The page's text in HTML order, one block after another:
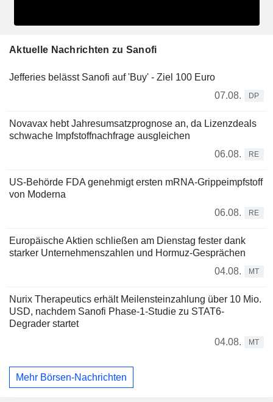
Aktuelle Nachrichten zu Sanofi
Jefferies belässt Sanofi auf 'Buy' - Ziel 100 Euro
07.08.
DP
Novavax hebt Jahresumsatzprognose an, da Lizenzdeals
schwache Impfstoffnachfrage ausgleichen
06.08.
RE
US-Behörde FDA genehmigt ersten mRNA-Grippeimpfstoff
von Moderna
06.08.
RE
Europäische Aktien schließen am Dienstag fester dank
starker Unternehmenszahlen und Hormuz-Gesprächen
04.08.
MT
Nurix Therapeutics erhält Meilensteinzahlung über 10 Mio.
USD, nachdem Sanofi Phase-1-Studie zu STAT6-
Degrader startet
04.08.
MT
Mehr Börsen-Nachrichten